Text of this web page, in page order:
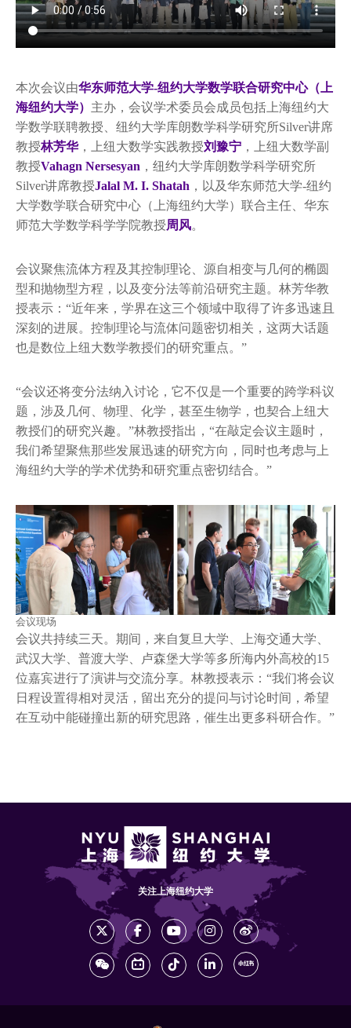
本次会议由华东师范大学-纽约大学数学联合研究中心（上
海纽约大学） 主办，会议学术委员会成员包括上海纽约大
学数学联聘教授、纽约大学库朗数学科学研究所Silver讲席
教授林芳华，上纽大数学实践教授刘豫宁 ，上纽大数学副
教授Vahagn Nersesyan ，纽约大学库朗数学科学研究所
Silver讲席教授Jalal M. I. Shatah ，以及华东师范大学-纽约
大学数学联合研究中心（上海纽约大学）联合主任、华东
师范大学数学科学学院教授周风。
会议聚焦流体方程及其控制理论、源自相变与几何的椭圆
型和抛物型方程，以及变分法等前沿研究主题。林芳华教
授表示：“近年来，学界在这三个领域中取得了许多迅速且
深刻的进展。控制理论与流体问题密切相关，这两大话题
也是数位上纽大数学教授们的研究重点。”
“会议还将变分法纳入讨论，它不仅是一个重要的跨学科议
题，涉及几何、物理、化学，甚至生物学，也契合上纽大
教授们的研究兴趣。”林教授指出，“在敲定会议主题时，
我们希望聚焦那些发展迅速的研究方向，同时也考虑与上
海纽约大学的学术优势和研究重点密切结合。”
会议现场
会议共持续三天。期间，来自复旦大学、上海交通大学、
武汉大学、普渡大学、卢森堡大学等多所海内外高校的15
位嘉宾进行了演讲与交流分享。林教授表示：“我们将会议
日程设置得相对灵活，留出充分的提问与讨论时间，希望
在互动中能碰撞出新的研究思路，催生出更多科研合作。”
关注上海纽约大学